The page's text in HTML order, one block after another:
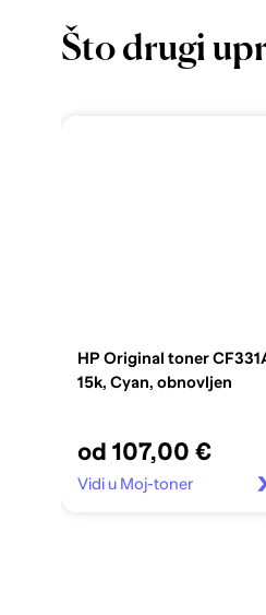
Što drugi
HP Original toner
15k, Cyan, obnovljen
od 107,00 €
Vidi u Moj-toner